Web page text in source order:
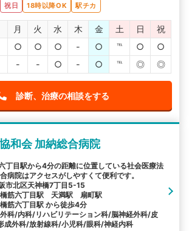
祝日 18時以降OK 駅チカ
月 火 水 木 金 土 日
祝
○ ○ ○ - ○ ℡ ○
○
- - ○ - ○ ℡ ◎ ◎
診断、治療の相談をする
和会 加納総合病院
丁目駅から4分の距離に位置している社会医療法
病院はアクセスがしやすくて便利です。
市北区天神橋7丁目5-15
橋筋六丁目駅 天満駅 扇町駅
筋六丁目駅 から徒歩4分
科/内科/リハビリテーション科/脳神経外科/皮
成外科/放射線科/小児科/眼科/神経内科